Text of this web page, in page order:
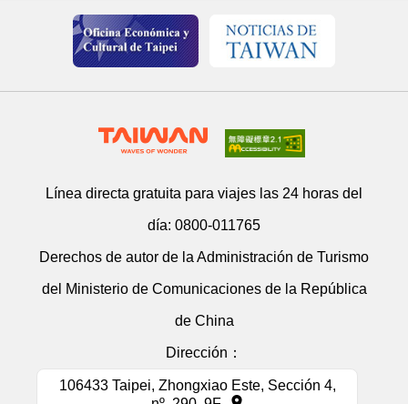
Línea directa gratuita para viajes las 24 horas del
día: 0800-011765
Derechos de autor de la Administración de Turismo
del Ministerio de Comunicaciones de la República
de China
Dirección：
106433 Taipei, Zhongxiao Este, Sección 4,